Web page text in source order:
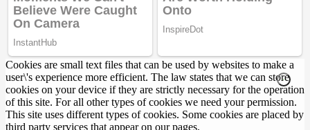
Cookies are small text files that can be used by websites to make a
user\'s experience more efficient. The law states that we can store
cookies on your device if they are strictly necessary for the operation
of this site. For all other types of cookies we need your permission.
This site uses different types of cookies. Some cookies are placed by
third party services that appear on our pages.